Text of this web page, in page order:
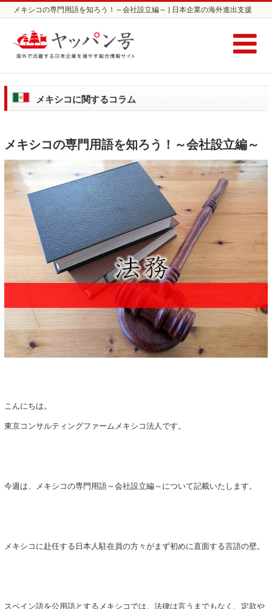
メキシコの専門用語を知ろう！～会社設立編～ | 日本企業の海外進出支援
メキシコに関するコラム
メキシコの専門用語を知ろう！～会社設立編～
こんにちは。
東京コンサルティングファームメキシコ法人です。
今週は、メキシコの専門用語～会社設立編～について記載いたします。
メキシコに赴任する日本人駐在員の方々がまず初めに直面する言語の壁。
スペイン語を公用語とするメキシコでは、法律は言うまでもなく、定款や